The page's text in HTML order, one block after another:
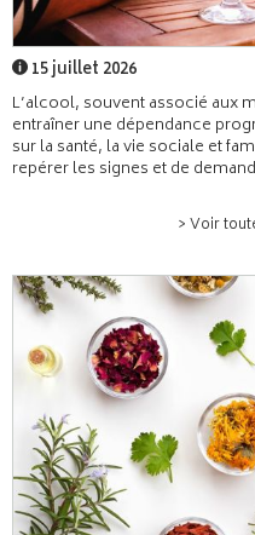
15 juillet 2026
L’alcool, souvent associé aux
entraîner une dépendance
sur la santé, la vie sociale et
repérer les signes et de
> Voir